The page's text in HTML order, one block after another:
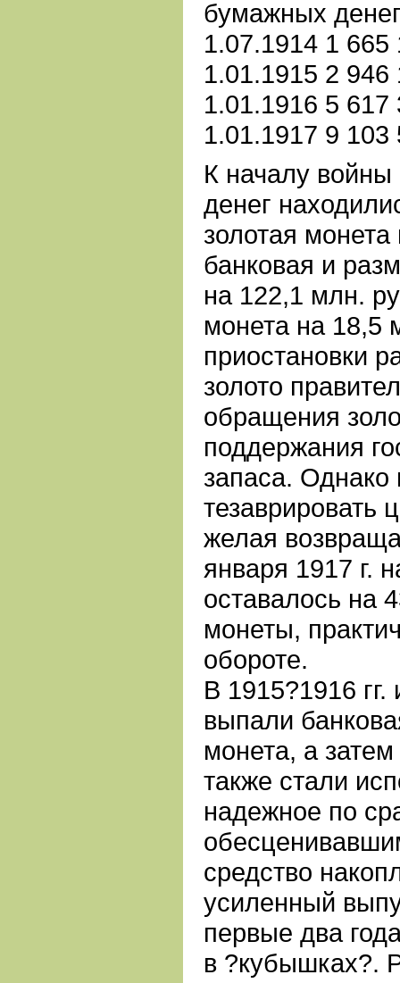
бумажных
1.07.1914 1 665
1.01.1915 2 946
1.01.1916 5 617
1.01.1917 9 103
К началу
денег
золотая
банковая и
на 122,1 млн.
монета на 18,5
приостановки
золото
обращения
поддержания
запаса. Однако
тезаврировать
желая
января 1917 г.
оставалось на
монеты,
обороте.
В 1915?1916
выпали
монета, а
также стали
надежное по
средство
усиленный
первые два
в ?кубышках?.